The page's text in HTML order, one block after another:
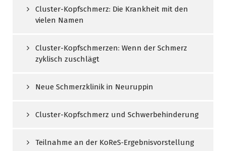
Cluster-Kopfschmerz: Die Krankheit mit den
vielen Namen
Cluster-Kopfschmerzen: Wenn der Schmerz
zyklisch zuschlägt
Neue Schmerzklinik in Neuruppin
Cluster-Kopfschmerz und Schwerbehinderung
Teilnahme an der KoReS‑Ergebnisvorstellung